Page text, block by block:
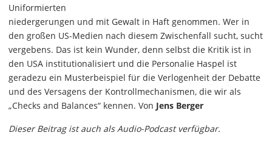
Uniformierten
niedergerungen und mit Gewalt in Haft genommen. Wer in
den großen US-Medien nach diesem Zwischenfall sucht, sucht
vergebens. Das ist kein Wunder, denn selbst die Kritik ist in
den USA institutionalisiert und die Personalie Haspel ist
geradezu ein Musterbeispiel für die Verlogenheit der Debatte
und des Versagens der Kontrollmechanismen, die wir als
„Checks and Balances“ kennen. Von Jens Berger
Dieser Beitrag ist auch als Audio-Podcast verfügbar.